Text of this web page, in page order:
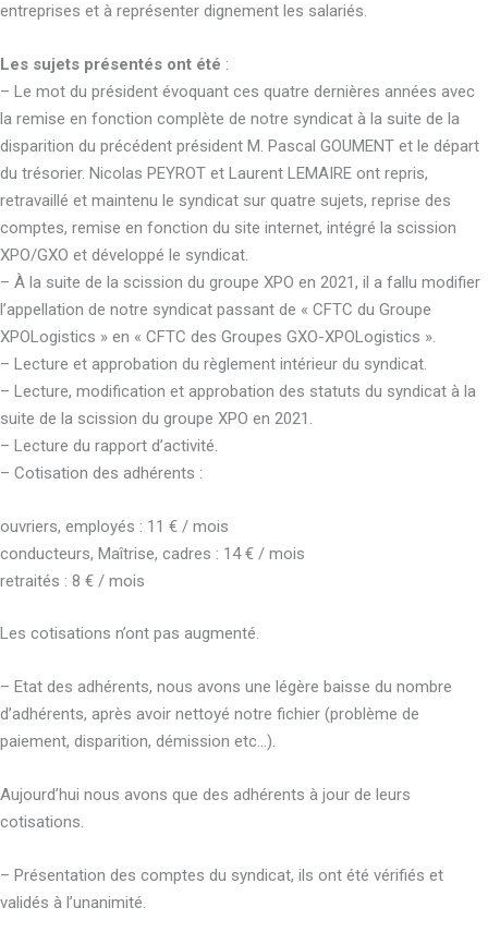
entreprises et à représenter dignement les salariés.
Les sujets présentés ont été :
– Le mot du président évoquant ces quatre dernières années avec
la remise en fonction complète de notre syndicat à la suite de la
disparition du précédent président M. Pascal GOUMENT et le départ
du trésorier. Nicolas PEYROT et Laurent LEMAIRE ont repris,
retravaillé et maintenu le syndicat sur quatre sujets, reprise des
comptes, remise en fonction du site internet, intégré la scission
XPO/GXO et développé le syndicat.
– À la suite de la scission du groupe XPO en 2021, il a fallu modifier
l’appellation de notre syndicat passant de « CFTC du Groupe
XPOLogistics » en « CFTC des Groupes GXO-XPOLogistics ».
– Lecture et approbation du règlement intérieur du syndicat.
– Lecture, modification et approbation des statuts du syndicat à la
suite de la scission du groupe XPO en 2021.
– Lecture du rapport d’activité.
– Cotisation des adhérents :
ouvriers, employés : 11 € / mois
conducteurs, Maîtrise, cadres : 14 € / mois
retraités : 8 € / mois
Les cotisations n’ont pas augmenté.
– Etat des adhérents, nous avons une légère baisse du nombre
d’adhérents, après avoir nettoyé notre fichier (problème de
paiement, disparition, démission etc…).
Aujourd’hui nous avons que des adhérents à jour de leurs
cotisations.
– Présentation des comptes du syndicat, ils ont été vérifiés et
validés à l’unanimité.